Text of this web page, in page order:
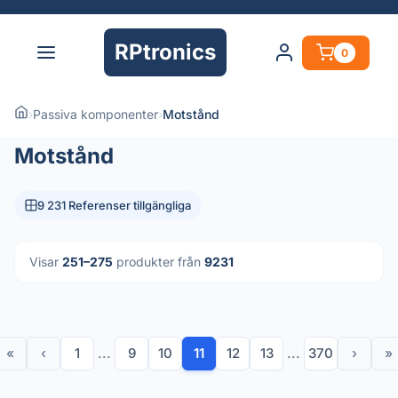
RPtronics 0
›Passiva komponenter›Motstånd
Motstånd
9 231 Referenser tillgängliga
Visar 251–275 produkter från 9231
« ‹ 1 ... 9 10 11 12 13 ... 370 › »